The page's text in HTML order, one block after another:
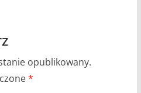
opublikowany.
*